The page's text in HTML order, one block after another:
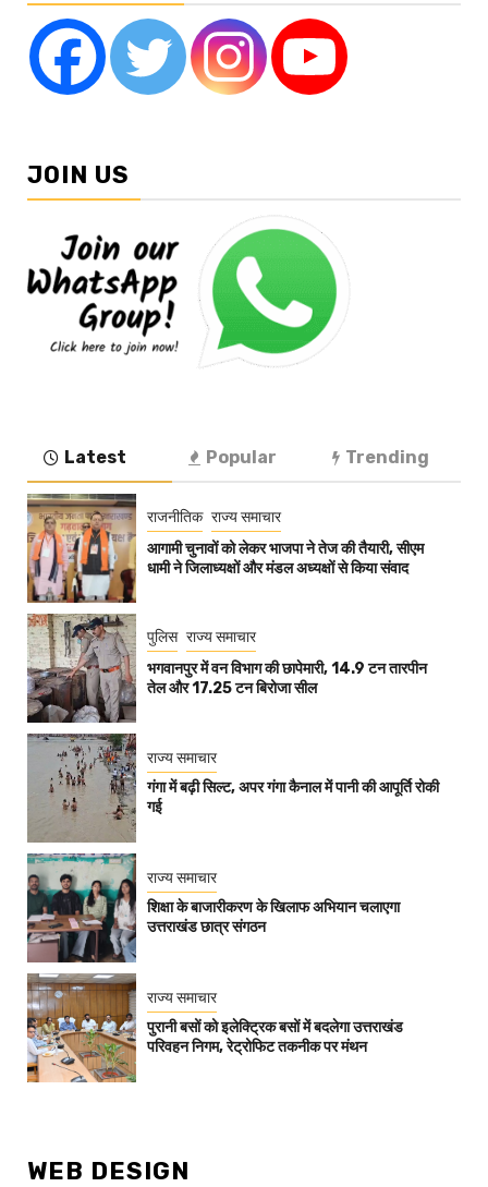
JOIN US
Latest Popular Trending
राजनीतिक राज्य समाचार
आगामी चुनावों को लेकर भाजपा ने तेज की तैयारी, सीएम
धामी ने जिलाध्यक्षों और मंडल अध्यक्षों से किया संवाद
पुलिस राज्य समाचार
भगवानपुर में वन विभाग की छापेमारी, 14.9 टन तारपीन
तेल और 17.25 टन बिरोजा सील
राज्य समाचार
गंगा में बढ़ी सिल्ट, अपर गंगा कैनाल में पानी की आपूर्ति रोकी
गई
राज्य समाचार
शिक्षा के बाजारीकरण के खिलाफ अभियान चलाएगा
उत्तराखंड छात्र संगठन
राज्य समाचार
पुरानी बसों को इलेक्ट्रिक बसों में बदलेगा उत्तराखंड
परिवहन निगम, रेट्रोफिट तकनीक पर मंथन
WEB DESIGN